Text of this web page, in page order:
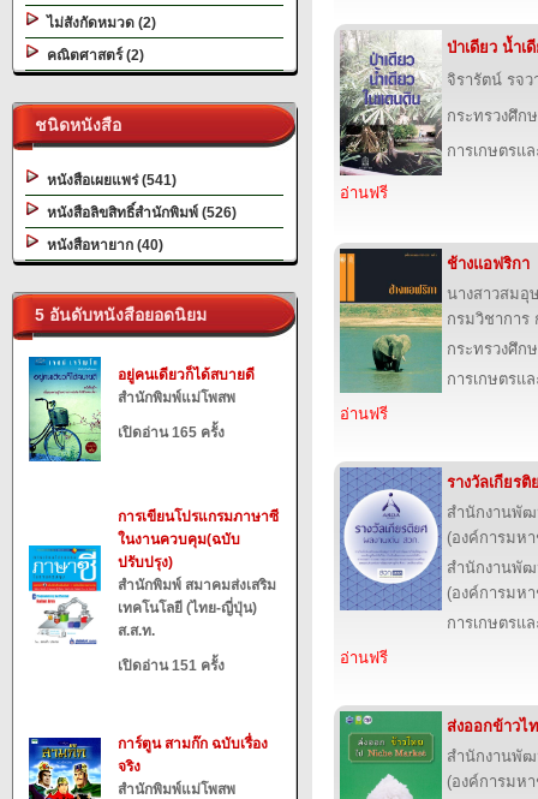
ไม่สังกัดหมวด (2)
คณิตศาสตร์ (2)
ชนิดหนังสือ
หนังสือเผยแพร่ (541)
หนังสือลิขสิทธิ์สำนักพิมพ์ (526)
หนังสือหายาก (40)
5 อันดับหนังสือยอดนิยม
อยู่คนเดียวก็ได้สบายดี
สำนักพิมพ์แม่โพสพ
เปิดอ่าน 165 ครั้ง
การเขียนโปรแกรมภาษาซี
ในงานควบคุม(ฉบับ
ปรับปรุง)
สำนักพิมพ์ สมาคมส่งเสริม
เทคโนโลยี (ไทย-ญี่ปุ่น)
ส.ส.ท.
เปิดอ่าน 151 ครั้ง
การ์ตูน สามก๊ก ฉบับเรื่อง
จริง
สำนักพิมพ์แม่โพสพ
ป่าเดียว น้ำเ
จิรารัตน์ รจ
กระทรวงศึก
การเกษตรแ
อ่านฟรี
ช้างแอฟริกา
นางสาวสม
กรมวิชาการ
กระทรวงศึก
การเกษตรแ
อ่านฟรี
รางวัลเกียร
สำนักงานพัฒ
(องค์การมห
สำนักงานพัฒ
(องค์การมห
การเกษตรแ
อ่านฟรี
ส่งออกข้าวไ
สำนักงานพัฒ
(องค์การมห